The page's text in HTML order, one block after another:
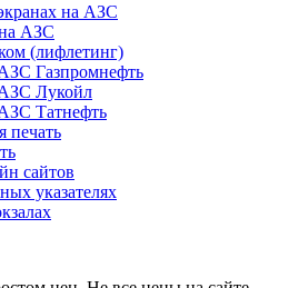
на АЗС
АЗС
(лифлетинг)
Газпромнефть
Лукойл
Татнефть
печать
сайтов
указателях